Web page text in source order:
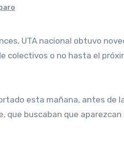
colectivos o no hasta el
esta mañana, antes
buscaban que